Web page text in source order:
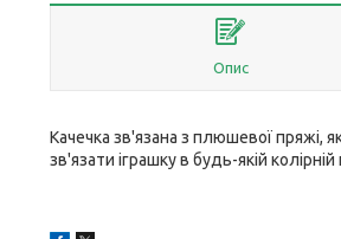
Опис
Качечка зв'язана з плюшевої пряжі,
зв'язати іграшку в будь-якій колірній